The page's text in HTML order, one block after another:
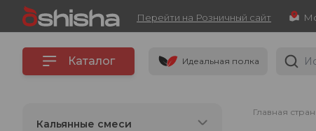
Перейти на Розничный сайт
Каталог Идеальная полка
Кальянные смеси
Главная